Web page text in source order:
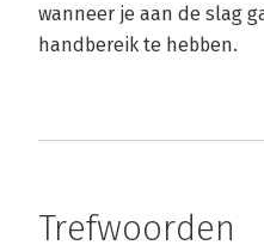
wanneer je aan de slag
handbereik te hebben.
Trefwoorden